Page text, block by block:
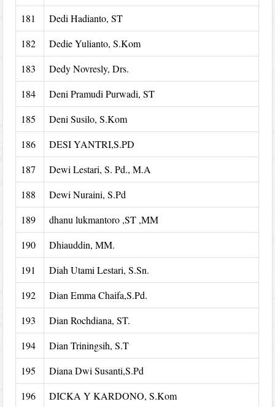
181
Dedi Hadianto, ST
182
Dedie Yulianto, S.Kom
183
Dedy Novresly, Drs.
184
Deni Pramudi Purwadi, ST
185
Deni Susilo, S.Kom
186
DESI YANTRI,S.PD
187
Dewi Lestari, S. Pd., M.A
188
Dewi Nuraini, S.Pd
189
dhanu lukmantoro ,ST ,MM
190
Dhiauddin, MM.
191
Diah Utami Lestari, S.Sn.
192
Dian Emma Chaifa,S.Pd.
193
Dian Rochdiana, ST.
194
Dian Triningsih, S.T
195
Diana Dwi Susanti,S.Pd
196
DICKA Y KARDONO, S.Kom